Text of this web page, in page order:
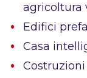
agricoltura
Edifici
Casa